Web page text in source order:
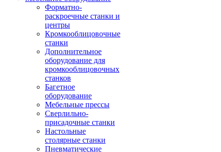
Форматно-
раскроечные станки и
центры
Кромкооблицовочные
станки
Дополнительное
оборудование для
кромкооблицовочных
станков
Багетное
оборудование
Мебельные прессы
Сверлильно-
присадочные станки
Настольные
столярные станки
Пневматические